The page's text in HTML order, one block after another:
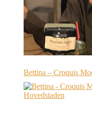
Bettina – Croquis